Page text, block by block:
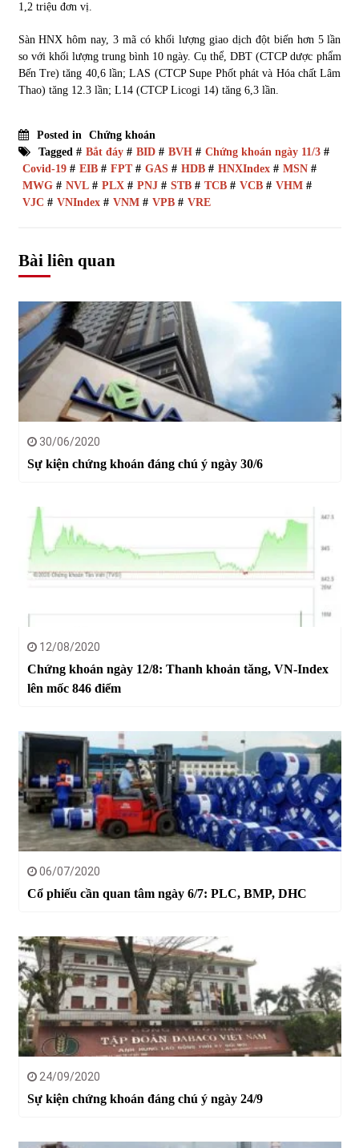
1,2 triệu đơn vị.
Sàn HNX hôm nay, 3 mã có khối lượng giao dịch đột biến hơn 5 lần
so với khối lượng trung bình 10 ngày. Cụ thể, DBT (CTCP dược phẩm
Bến Tre) tăng 40,6 lần; LAS (CTCP Supe Phốt phát và Hóa chất Lâm
Thao) tăng 12.3 lần; L14 (CTCP Licogi 14) tăng 6,3 lần.
Posted in Chứng khoán
Tagged # Bắt đáy# BID# BVH# Chứng khoán ngày 11/3#
Covid-19# EIB# FPT# GAS# HDB# HNXIndex# MSN#
MWG# NVL# PLX# PNJ# STB# TCB# VCB# VHM#
VJC # VNIndex# VNM# VPB# VRE
Bài liên quan
30/06/2020
Sự kiện chứng khoán đáng chú ý ngày 30/6
12/08/2020
Chứng khoán ngày 12/8: Thanh khoản tăng, VN-Index
lên mốc 846 điểm
06/07/2020
Cổ phiếu cần quan tâm ngày 6/7: PLC, BMP, DHC
24/09/2020
Sự kiện chứng khoán đáng chú ý ngày 24/9